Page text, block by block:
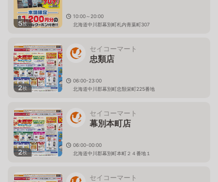
5枚
10:00～20:00
北海道中川郡幕別町札内青葉町307
2枚
セイコーマート
忠類店
06:00-23:00
北海道中川郡幕別町忠類栄町225番地
2枚
セイコーマート
幕別本町店
06:00-00:00
北海道中川郡幕別町本町２４番地１
セイコーマート